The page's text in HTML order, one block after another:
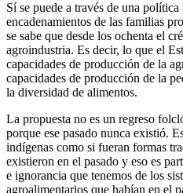
Sí se puede a través de una
encadenamientos de las familias
se sabe que desde los ochenta el
agroindustria. Es decir, lo que el
capacidades de producción de la
capacidades de producción de la
la diversidad de alimentos.
La propuesta no es un regreso
porque ese pasado nunca existió.
indígenas como si fueran formas
existieron en el pasado y eso es
e ignorancia que tenemos de los
agroalimentarios que habían en el